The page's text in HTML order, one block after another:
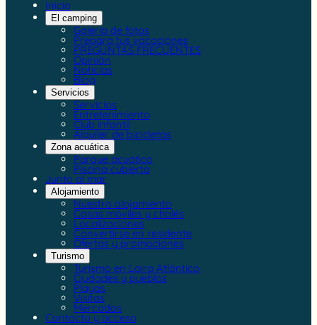
Inicio
El camping
Galería de fotos
Prepara tus vacaciones
PREGUNTAS FRECUENTES
Opinión
Noticias
Blog
Servicios
Servicios
Entretenimiento
Club infantil
Alquiler de bicicletas
Zona acuática
Parque acuático
Piscina cubierta
Junto al mar
Alojamiento
Nuestro alojamiento
Casas móviles y chalés
Localizaciones
Convertirse en residente
Ofertas y promociones
Turismo
Turismo en Loira Atlántico
Ciudades y pueblos
Playas
Visitas
Mercados
Contacto y acceso